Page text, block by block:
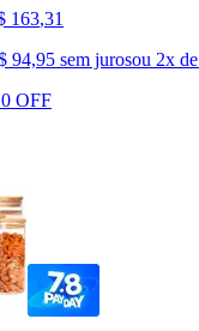
163,31
94,95 sem jurosou 2x de
OFF